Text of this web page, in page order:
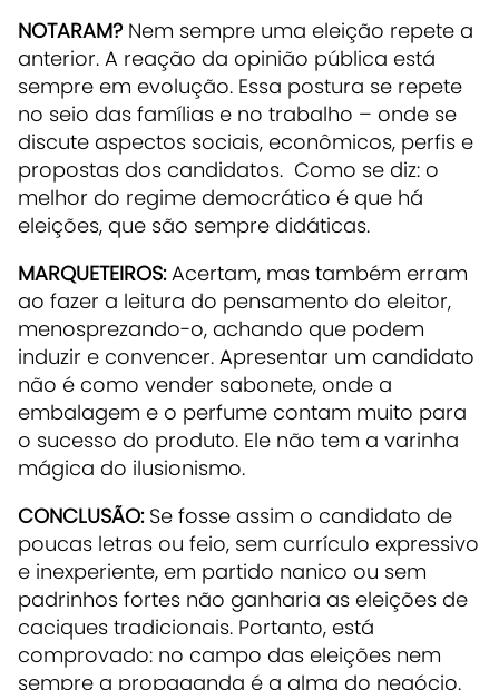
NOTARAM?Nem sempre uma eleição repete a
anterior. A reação da opinião pública está
sempre em evolução. Essa postura se repete
no seio das famílias e no trabalho – onde se
discute aspectos sociais, econômicos, perfis e
propostas dos candidatos. Como se diz: o
melhor do regime democrático é que há
eleições, que são sempre didáticas.
MARQUETEIROS:Acertam, mas também erram
ao fazer a leitura do pensamento do eleitor,
menosprezando-o, achando que podem
induzir e convencer. Apresentar um candidato
não é como vender sabonete, onde a
embalagem e o perfume contam muito para
o sucesso do produto. Ele não tem a varinha
mágica do ilusionismo.
CONCLUSÃO: Se fosse assim o candidato de
poucas letras ou feio, sem currículo expressivo
e inexperiente, em partido nanico ou sem
padrinhos fortes não ganharia as eleições de
caciques tradicionais. Portanto, está
comprovado: no campo das eleições nem
sempre a propaganda é a alma do negócio.